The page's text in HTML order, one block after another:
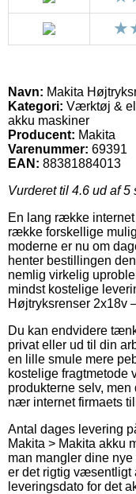
Navn: Makita
Kategori: Værktøj &
akku maskiner
Producent: Makita
Varenummer: 69391
EAN: 88381884013
Vurderet til 4.6 ud af 5
En lang række
række forskellige
moderne er nu om
henter bestillingen
nemlig virkelig
mindst kostelige
Højtryksrenser 2x18v
Du kan endvidere
privat eller ud til din
en lille smule mere
kostelige fragtmetode
produkterne selv,
nær internet firmaets
Antal dages levering
Makita > Makita akku
man mangler dine nye
er det rigtig væsentligt
leveringsdato for det